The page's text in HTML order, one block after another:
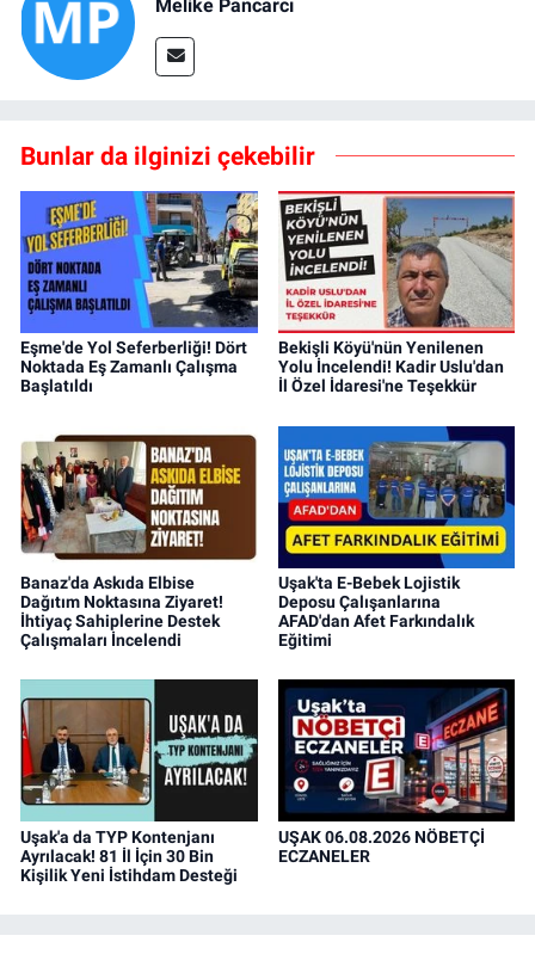
Melike Pancarcı
Bunlar da ilginizi çekebilir
Eşme'de Yol Seferberliği! Dört
Noktada Eş Zamanlı Çalışma
Başlatıldı
Bekişli Köyü'nün Yenilenen
Yolu İncelendi! Kadir Uslu'dan
İl Özel İdaresi'ne Teşekkür
Banaz'da Askıda Elbise
Dağıtım Noktasına Ziyaret!
İhtiyaç Sahiplerine Destek
Çalışmaları İncelendi
Uşak'ta E-Bebek Lojistik
Deposu Çalışanlarına
AFAD'dan Afet Farkındalık
Eğitimi
Uşak'a da TYP Kontenjanı
Ayrılacak! 81 İl İçin 30 Bin
Kişilik Yeni İstihdam Desteği
UŞAK 06.08.2026 NÖBETÇİ
ECZANELER